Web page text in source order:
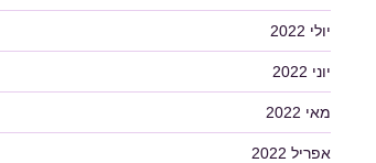
יולי 2022
יוני 2022
מאי 2022
אפריל 2022